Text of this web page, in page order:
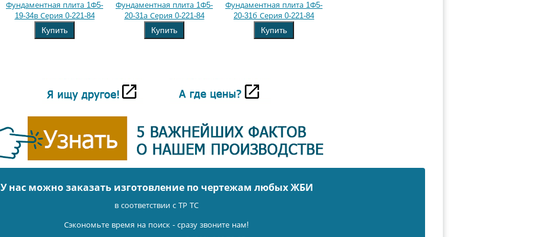
Фундаментная плита 1Ф5-
19-34в Серия 0-221-84
Купить
Фундаментная плита 1Ф5-
20-31а Серия 0-221-84
Купить
Фундаментная плита 1Ф5-
20-31б Серия 0-221-84
Купить
У нас можно заказать изготовление по чертежам любых ЖБИ
в соответствии с ТР ТС
Сэкономьте время на поиск - сразу звоните нам!